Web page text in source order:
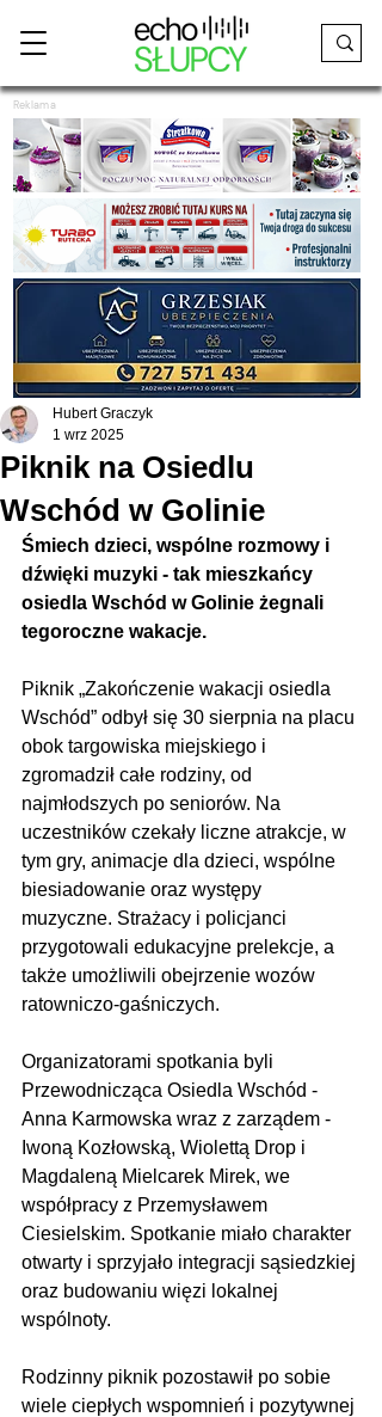
Reklama
Piknik na Osiedlu
Wschód w Golinie
Hubert Graczyk
1 wrz 2025
Śmiech dzieci, wspólne rozmowy i
dźwięki muzyki - tak mieszkańcy
osiedla Wschód w Golinie żegnali
tegoroczne wakacje.
Piknik „Zakończenie wakacji osiedla
Wschód” odbył się 30 sierpnia na placu
obok targowiska miejskiego i
zgromadził całe rodziny, od
najmłodszych po seniorów. Na
uczestników czekały liczne atrakcje, w
tym gry, animacje dla dzieci, wspólne
biesiadowanie oraz występy
muzyczne. Strażacy i policjanci
przygotowali edukacyjne prelekcje, a
także umożliwili obejrzenie wozów
ratowniczo-gaśniczych.
Organizatorami spotkania byli
Przewodnicząca Osiedla Wschód -
Anna Karmowska wraz z zarządem -
Iwoną Kozłowską, Wiolettą Drop i
Magdaleną Mielcarek Mirek, we
współpracy z Przemysławem
Ciesielskim. Spotkanie miało charakter
otwarty i sprzyjało integracji sąsiedzkiej
oraz budowaniu więzi lokalnej
wspólnoty.
Rodzinny piknik pozostawił po sobie
wiele ciepłych wspomnień i pozytywnej